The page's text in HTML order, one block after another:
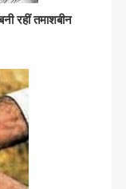
रहीं तमाशबीन